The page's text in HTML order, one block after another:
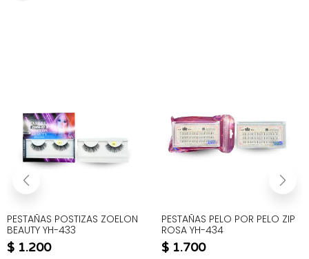
PESTAÑAS POSTIZAS ZOELON
BEAUTY YH-433
$ 1.200
PESTAÑAS PELO POR PELO ZIP
ROSA YH-434
$ 1.700